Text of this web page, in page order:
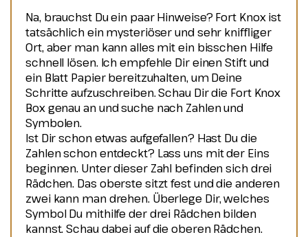
Na, brauchst Du ein paar Hinweise? Fort Knox ist
tatsächlich ein mysteriöser und sehr kniﬄiger
Ort, aber man kann alles mit ein bisschen Hilfe
schnell lösen. Ich empfehle Dir einen Stift und
ein Blatt Papier bereitzuhalten, um Deine
Schritte aufzuschreiben. Schau Dir die Fort Knox
Box genau an und suche nach Zahlen und
Symbolen.
Ist Dir schon etwas aufgefallen? Hast Du die
Zahlen schon entdeckt? Lass uns mit der Eins
beginnen. Unter dieser Zahl befinden sich drei
Rädchen. Das oberste sitzt fest und die anderen
zwei kann man drehen. Überlege Dir, welches
Symbol Du mithilfe der drei Rädchen bilden
kannst. Schau dabei auf die oberen Rädchen.